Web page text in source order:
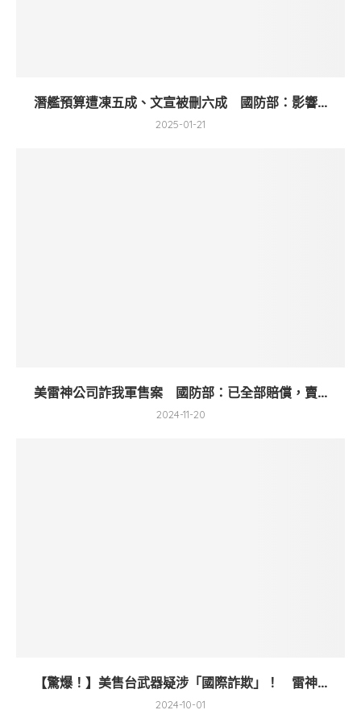
潛艦預算遭凍五成、文宣被刪六成 國防部：影響...
2025-01-21
美雷神公司詐我軍售案 國防部：已全部賠償，賣...
2024-11-20
【驚爆！】美售台武器疑涉「國際詐欺」！ 雷神...
2024-10-01